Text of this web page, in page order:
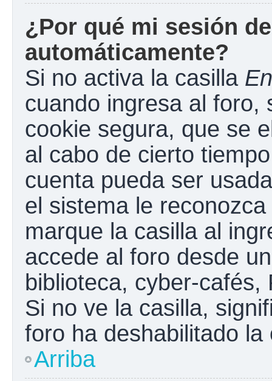
¿Por qué mi sesión
automáticamente?
Si no activa la casilla
cuando ingresa al foro,
cookie segura, que se
al cabo de cierto
cuenta pueda ser
el sistema le
marque la casilla al
accede al foro desde
biblioteca, cyber-
Si no ve la casilla,
foro ha deshabilitado la
Arriba